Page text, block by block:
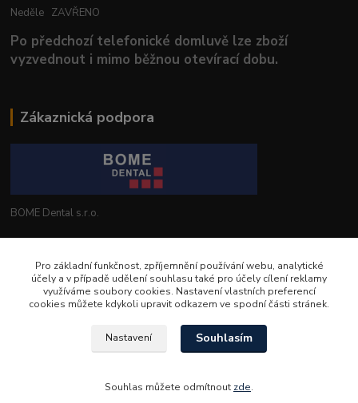
Neděle ZAVŘENO
Po předchozí telefonické domluvě lze zboží
vyzvednout i mimo běžnou otevírací dobu.
Zákaznická podpora
BOME Dental s.r.o.
info@bomedental.eu
Pro základní funkčnost, zpříjemnění používání webu, analytické
účely a v případě udělení souhlasu také pro účely cílení reklamy
využíváme soubory cookies. Nastavení vlastních preferencí
cookies můžete kdykoli upravit odkazem ve spodní části stránek.
Nastavení Souhlasím
Souhlas můžete odmítnout zde.